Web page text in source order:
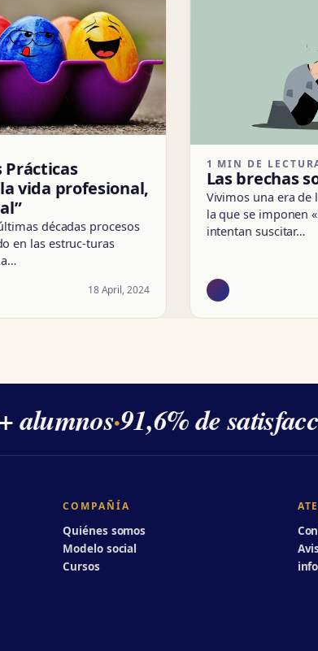
Prácticas
vida profesional,
décadas procesos
en las estruc-turas
18 April, 2024
1 MIN DE
Las brechas
Vivimos una era de
la que se imponen
intentan suscitar…
·91,6% de
COMPAÑÍA
Quiénes somos
Modelo social
Cursos